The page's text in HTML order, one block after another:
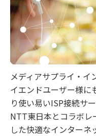
メディアサプライ・イ
イエンドユーザー様に
り使い易いISP接続サ
NTT東日本とコラボレ
した快適なインター